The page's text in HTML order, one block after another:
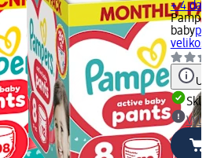
+ 4
baby
velikost